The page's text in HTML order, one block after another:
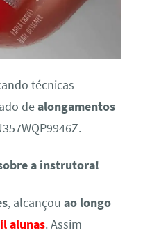
técnicas
dealongamentos
a instrutora!
, alcançou ao longo
alunas. Assim